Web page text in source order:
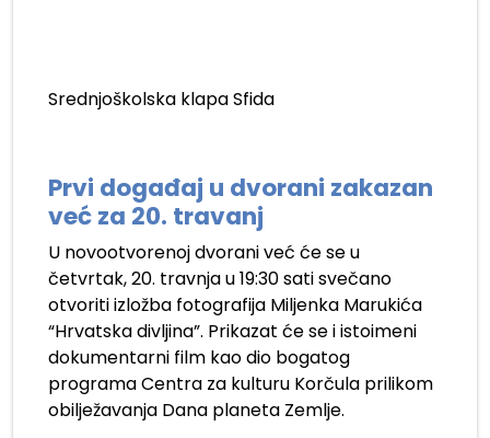
Srednjoškolska klapa Sfida
Prvi događaj u dvorani zakazan
već za 20. travanj
U novootvorenoj dvorani već će se u
četvrtak, 20. travnja u 19:30 sati svečano
otvoriti izložba fotografija Miljenka Marukića
“Hrvatska divljina”. Prikazat će se i istoimeni
dokumentarni film kao dio bogatog
programa Centra za kulturu Korčula prilikom
obilježavanja Dana planeta Zemlje.